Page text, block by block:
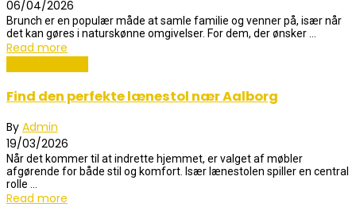
06/04/2026
Brunch er en populær måde at samle familie og venner på, især når
det kan gøres i naturskønne omgivelser. For dem, der ønsker ...
Read more
Find den perfekte lænestol nær Aalborg
By Admin
19/03/2026
Når det kommer til at indrette hjemmet, er valget af møbler
afgørende for både stil og komfort. Især lænestolen spiller en central
rolle ...
Read more